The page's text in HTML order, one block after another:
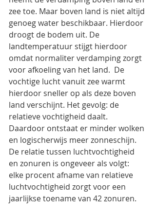
zee toe. Maar boven land is niet altijd
genoeg water beschikbaar. Hierdoor
droogt de bodem uit. De
landtemperatuur stijgt hierdoor
omdat normaliter verdamping zorgt
voor afkoeling van het land.  De
vochtige lucht vanuit zee warmt
hierdoor sneller op als deze boven
land verschijnt. Het gevolg: de
relatieve vochtigheid daalt.
Daardoor ontstaat er minder wolken
en logischerwijs meer zonneschijn.
De relatie tussen luchtvochtigheid
en zonuren is ongeveer als volgt:
elke procent afname van relatieve
luchtvochtigheid zorgt voor een
jaarlijkse toename van 42 zonuren.